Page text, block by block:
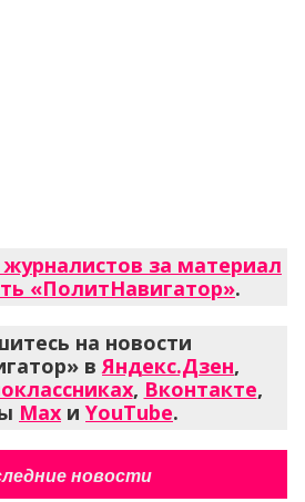
за материал
«ПолитНавигатор».
на новости
вЯндекс.Дзен,
, Вконтакте,
Max и YouTube.
новости